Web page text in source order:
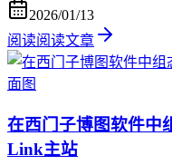
2026/01/13
阅读阅读文章
在西门子博图软件中
Link主站